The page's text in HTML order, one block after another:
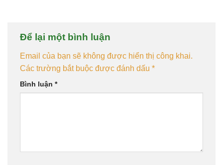
Để lại một bình luận
Email của bạn sẽ không được hiển thị công khai.
Các trường bắt buộc được đánh dấu *
Bình luận *